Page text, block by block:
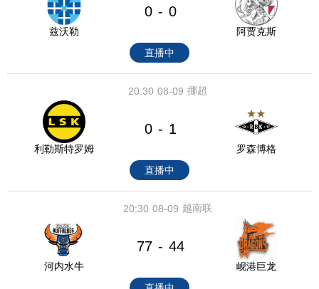
兹沃勒
0 - 0
阿贾克斯
直播中
08-09
20:30 挪超
利勒斯特罗姆
0 - 1
罗森博格
直播中
08-09
20:30 越南联
河内水牛
77 - 44
岘港巨龙